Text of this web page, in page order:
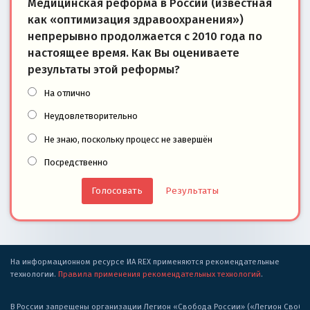
Медицинская реформа в России (известная
как «оптимизация здравоохранения»)
непрерывно продолжается с 2010 года по
настоящее время. Как Вы оцениваете
результаты этой реформы?
На отлично
Неудовлетворительно
Не знаю, поскольку процесс не завершён
Посредственно
Результаты
На информационном ресурсе ИА REX применяются рекомендательные
технологии. Правила применения рекомендательных технологий.
В России запрещены организации Легион «Свобода России» («Легион